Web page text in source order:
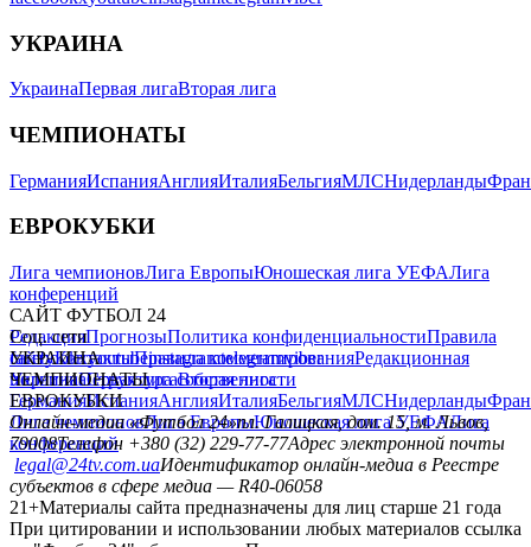
УКРАИНА
УкраинаПервая лигаВторая лига
ЧЕМПИОНАТЫ
ГерманияИспанияАнглияИталияБельгияМЛСНидерланды
ЕВРОКУБКИ
Лига чемпионовЛига ЕвропыЮношеская лига УЕФАЛига
конференций
САЙТ ФУТБОЛ 24
РедакцияПрогнозыПолитика конфиденциальностиПравила
сайтуКонтактыПравила комментированияРедакционная
политикаСтруктура собственности
Соц. сети
facebookxyoutubeinstagramtelegramviber
УКРАИНА
УкраинаПервая лигаВторая лига
ЧЕМПИОНАТЫ
ГерманияИспанияАнглияИталияБельгияМЛСНидерланды
ЕВРОКУБКИ
Лига чемпионовЛига ЕвропыЮношеская лига УЕФАЛига
конференций
Онлайн-медиа «Футбол 24»пл. Галицкая, дом. 15, м. Львов,
79008Телефон +380 (32) 229-77-77Адрес электронной почты
legal@24tv.com.uaИдентификатор онлайн-медиа в Реестре
субъектов в сфере медиа — R40-06058
21+Материалы сайта предназначены для лиц старше 21 года
При цитировании и использовании любых материалов ссылка